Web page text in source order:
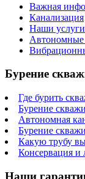
Важная
Канализация
Наши услуги
Бурение
Где бурить
Бурение
Автономная
Бурение
Какую трубу
Консервация и
Наши